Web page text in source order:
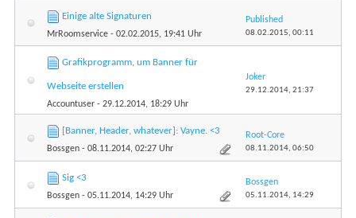
Einige alte Signaturen
MrRoomservice - 02.02.2015, 19:41 Uhr
Published
08.02.2015, 00:11
Grafikprogramm, um Banner für
Webseite erstellen
Accountuser - 29.12.2014, 18:29 Uhr
Joker
29.12.2014, 21:37
[Banner, Header, whatever]: Vayne. <3
Bossgen - 08.11.2014, 02:27 Uhr
Root-Core
08.11.2014, 06:50
Sig <3
Bossgen - 05.11.2014, 14:29 Uhr
Bossgen
05.11.2014, 14:29